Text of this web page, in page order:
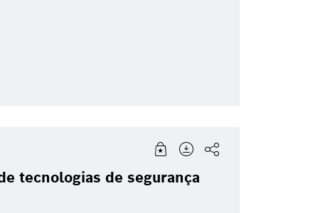
tecnologias de segurança